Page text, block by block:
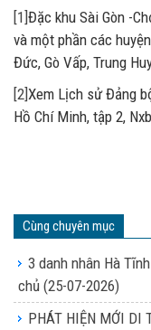
[1]Đặc khu Sài Gòn -
và một phần các
Đức, Gò Vấp, Trung
[2]Xem Lịch sử Đảng
Hồ Chí Minh, tập 2,
Cùng chuyên mục
3 danh nhân Hà
chủ (25-07-2026)
PHÁT HIỆN MỚI DI